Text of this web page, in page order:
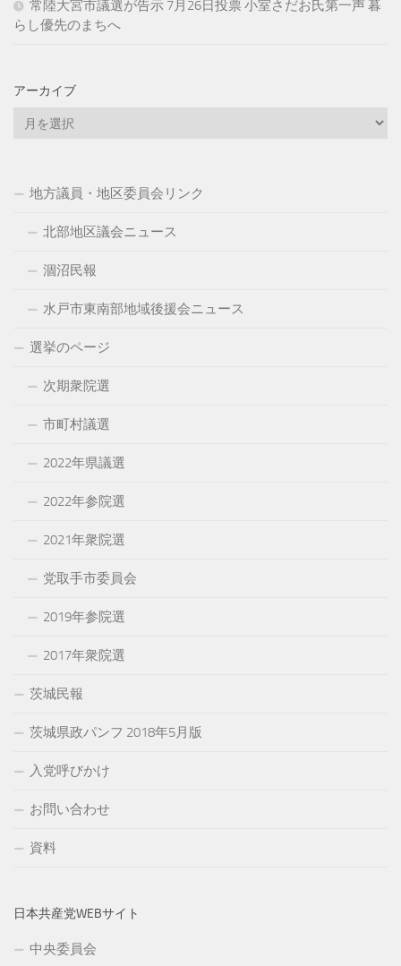
常陸大宮市議選が告示 7月26日投票 小室さだお氏第一声 暮
らし優先のまちへ
アーカイブ
地方議員・地区委員会リンク
北部地区議会ニュース
涸沼民報
水戸市東南部地域後援会ニュース
選挙のページ
次期衆院選
市町村議選
2022年県議選
2022年参院選
2021年衆院選
党取手市委員会
2019年参院選
2017年衆院選
茨城民報
茨城県政パンフ 2018年5月版
入党呼びかけ
お問い合わせ
資料
日本共産党WEBサイト
中央委員会